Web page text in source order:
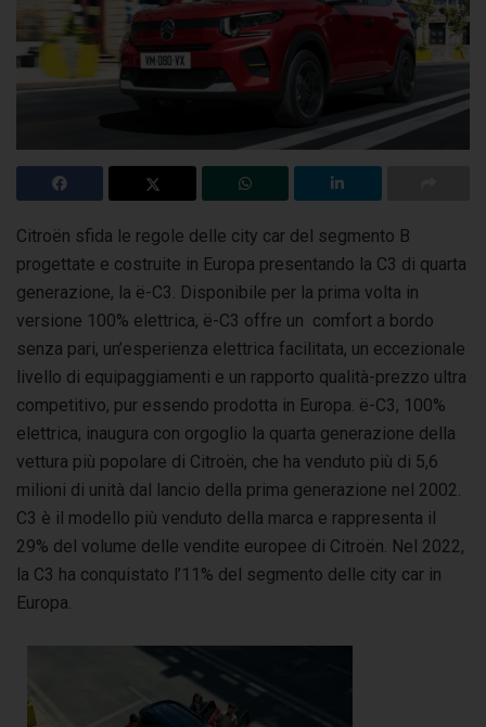
Citroën sfida le regole delle city car del segmento B
progettate e costruite in Europa presentando la C3 di quarta
generazione, la ë-C3. Disponibile per la prima volta in
versione 100% elettrica, ë-C3 offre un comfort a bordo
senza pari, un’esperienza elettrica facilitata, un eccezionale
livello di equipaggiamenti e un rapporto qualità-prezzo ultra
competitivo, pur essendo prodotta in Europa. ë-C3, 100%
elettrica, inaugura con orgoglio la quarta generazione della
vettura più popolare di Citroën, che ha venduto più di 5,6
milioni di unità dal lancio della prima generazione nel 2002.
C3 è il modello più venduto della marca e rappresenta il
29% del volume delle vendite europee di Citroën. Nel 2022,
la C3 ha conquistato l’11% del segmento delle city car in
Europa.